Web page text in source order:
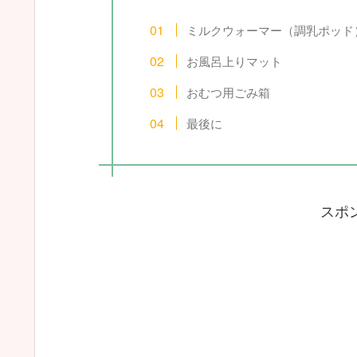
ミルクウォーマー（調乳ポッド
お風呂上りマット
おむつ用ごみ箱
最後に
スポ